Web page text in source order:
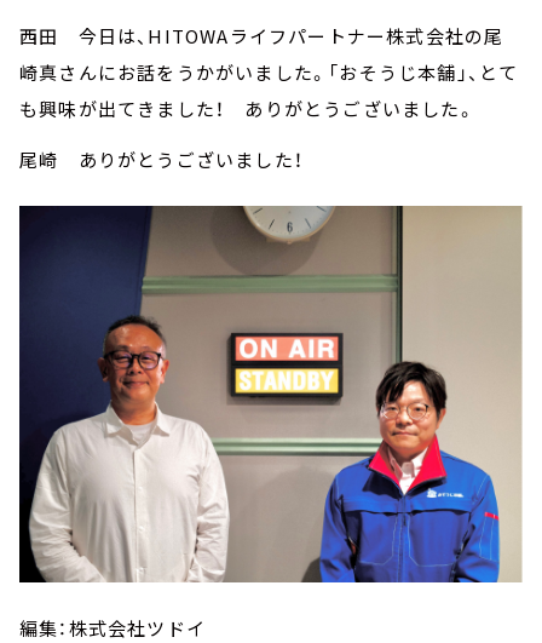
西田 今日は、HITOWAライフパートナー株式会社の尾
崎真さんにお話をうかがいました。「おそうじ本舗」、とて
も興味が出てきました！ ありがとうございました。
尾崎 ありがとうございました！
編集：株式会社ツドイ